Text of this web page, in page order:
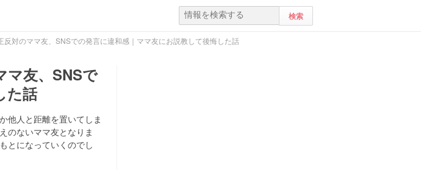
反対のママ友、SNSでの発言に違和感｜ママ友にお説教して後悔した話
マ友、SNSで
た話
他人と距離を置いてしま
のないママ友となりま
とになっていくのでし